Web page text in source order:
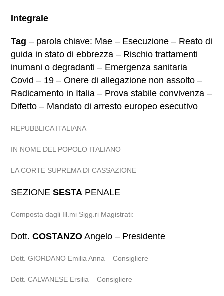
Integrale
Tag – parola chiave: Mae – Esecuzione – Reato di
guida in stato di ebbrezza – Rischio trattamenti
inumani o degradanti – Emergenza sanitaria
Covid – 19 – Onere di allegazione non assolto –
Radicamento in Italia – Prova stabile convivenza –
Difetto – Mandato di arresto europeo esecutivo
REPUBBLICA ITALIANA
IN NOME DEL POPOLO ITALIANO
LA CORTE SUPREMA DI CASSAZIONE
SEZIONESESTA PENALE
Composta dagli Ill.mi Sigg.ri Magistrati:
Dott.COSTANZO Angelo – Presidente
Dott. GIORDANO Emilia Anna – Consigliere
Dott. CALVANESE Ersilia – Consigliere